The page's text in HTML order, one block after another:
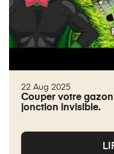
22 Aug 2025
Couper votre
jonction invisible.